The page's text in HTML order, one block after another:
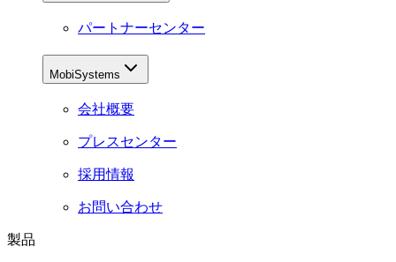
パートナーセンター
MobiSystems
会社概要
プレスセンター
採用情報
お問い合わせ
製品